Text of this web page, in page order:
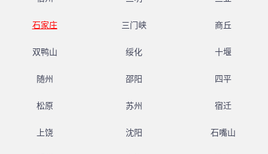
石家庄 三门峡 商丘
双鸭山 绥化 十堰
随州 邵阳 四平
松原 苏州 宿迁
上饶 沈阳 石嘴山